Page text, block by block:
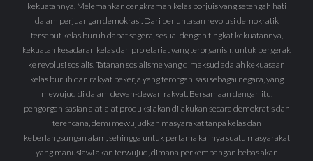
kekuatannya. Melemahkan cengkraman kelas borjuis yang setengah hati
dalam perjuangan demokrasi. Dari penuntasan revolusi demokratik
tersebut kelas buruh dapat segera, sesuai dengan tingkat kekuatannya,
kekuatan kesadaran kelas dan proletariat yang terorganisir, untuk bergerak
ke revolusi sosialis. Tatanan sosialisme yang dimaksud adalah kekuasaan
kelas buruh dan rakyat pekerja yang terorganisasi sebagai negara, yang
mewujud di dalam dewan-dewan rakyat. Bersamaan dengan itu,
pengorganisasian alat-alat produksi akan dilakukan secara demokratis dan
terencana, demi mewujudkan masyarakat tanpa kelas dan
keberlangsungan alam, sehingga untuk pertama kalinya suatu masyarakat
yang manusiawi akan terwujud, dimana perkembangan bebas akan